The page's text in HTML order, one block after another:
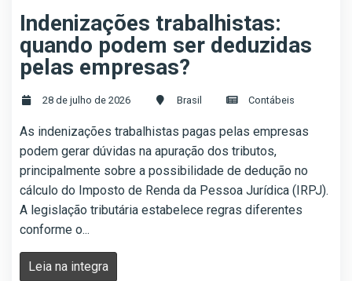
Indenizações trabalhistas:
quando podem ser deduzidas
pelas empresas?
28 de julho de 2026 Brasil Contábeis
As indenizações trabalhistas pagas pelas empresas
podem gerar dúvidas na apuração dos tributos,
principalmente sobre a possibilidade de dedução no
cálculo do Imposto de Renda da Pessoa Jurídica (IRPJ).
A legislação tributária estabelece regras diferentes
conforme o...
Leia na integra